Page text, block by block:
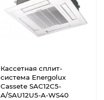
Кассетная сплит-
система Energolux
Cassete SAC12C5-
A/SAU12U5-A-WS40